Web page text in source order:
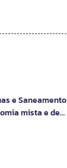
e Saneamento
mista e de…